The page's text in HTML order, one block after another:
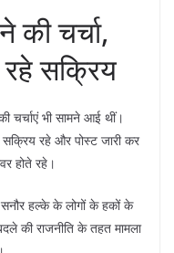
की चर्चा,
रहे सक्रिय
चर्चाएं भी सामने आई थीं।
सक्रिय रहे और पोस्ट जारी कर
होते रहे।
सनौर हल्के के लोगों के हकों के
की राजनीति के तहत मामला